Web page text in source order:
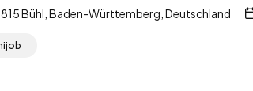
Bühl, Baden-Württemberg, Deutschland